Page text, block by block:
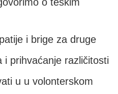
i brige za druge
i prihvaćanje različitosti
u u volonterskom